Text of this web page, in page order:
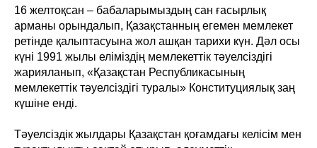
16 желтоқсан – бабаларымыздың сан ғасырлық
арманы орындалып, Қазақстанның егемен мемлекет
ретінде қалыптасуына жол ашқан тарихи күн. Дәл осы
күні 1991 жылы еліміздің мемлекеттік тәуелсіздігі
жарияланып, «Қазақстан Республикасының
мемлекеттік тәуелсіздігі туралы» Конституциялық заң
күшіне енді.
Тәуелсіздік жылдары Қазақстан қоғамдағы келісім мен